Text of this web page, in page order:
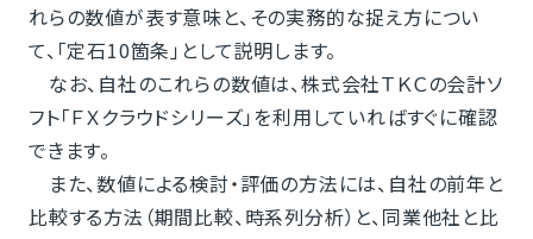
れらの数値が表す意味と、その実務的な捉え方につい
て、「定石10箇条」として説明します。
なお、自社のこれらの数値は、株式会社ＴＫＣの会計ソ
フト「ＦＸクラウドシリーズ」を利用していればすぐに確認
できます。
また、数値による検討・評価の方法には、自社の前年と
比較する方法（期間比較、時系列分析）と、同業他社と比